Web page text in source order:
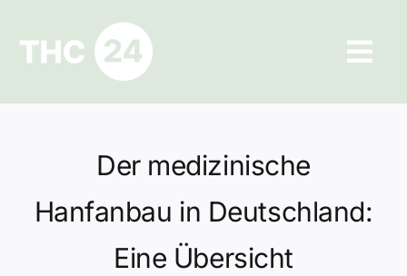
springen
Ratgeber
Hilfe und Kontakt
Datenschutz
Der medizinische
Hanfanbau in Deutschland:
Eine Übersicht